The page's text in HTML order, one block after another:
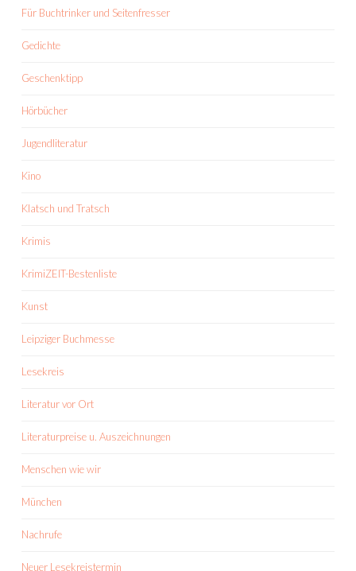
Für Buchtrinker und Seitenfresser
Gedichte
Geschenktipp
Hörbücher
Jugendliteratur
Kino
Klatsch und Tratsch
Krimis
KrimiZEIT-Bestenliste
Kunst
Leipziger Buchmesse
Lesekreis
Literatur vor Ort
Literaturpreise u. Auszeichnungen
Menschen wie wir
München
Nachrufe
Neuer Lesekreistermin